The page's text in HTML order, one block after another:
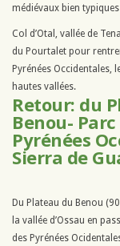
médiévaux bien
Col d’Otal, vallée de
du Pourtalet pour
Pyrénées Occidentales,
hautes vallées.
Retour: du
Benou-
Pyrénées
Sierra de
Du Plateau du Benou
la vallée d’Ossau en
des Pyrénées